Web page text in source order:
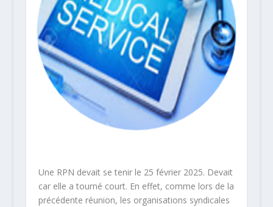
Une RPN devait se tenir le 25 février 2025. Devait
car elle a tourné court. En effet, comme lors de la
précédente réunion, les organisations syndicales